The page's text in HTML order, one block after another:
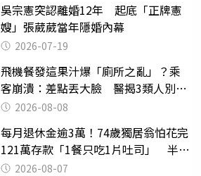
吳宗憲突認離婚12年 起底「正牌憲
嫂」張葳葳當年隱婚內幕
2026-07-19
飛機餐發這果汁爆「廁所之亂」？乘
客崩潰：差點丟大臉 醫揭3類人別亂
喝 2026-08-08
每月退休金逾3萬！74歲獨居翁怕花完
121萬存款「1餐只吃1片吐司」 半年
後暴瘦嚇壞女兒
2026-08-07